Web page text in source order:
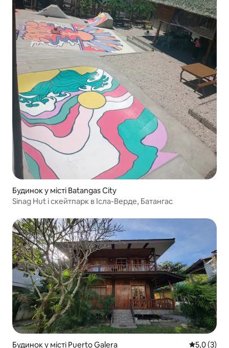
Будинок у місті Batangas City
​Sinag Hut і скейтпарк в Ісла-Верде, Батангас
Будинок у місті Puerto Galera Середня
5,0 (3)